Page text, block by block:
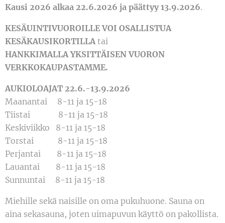
Kausi 2026 alkaa 22.6.2026 ja päättyy 13.9.2026.
KESÄUINTIVUOROILLE VOI OSALLISTUA
KESÄKAUSIKORTILLAtai
HANKKIMALLAYKSITTÄISEN VUORON
VERKKOKAUPASTAMME.
AUKIOLOAJAT 22.6.-13.9.2026
Maanantai 8-11 ja 15-18
Tiistai 8-11 ja 15-18
Keskiviikko 8-11 ja 15-18
Torstai 8-11 ja 15-18
Perjantai 8-11 ja 15-18
Lauantai 8-11 ja 15-18
Sunnuntai 8-11 ja 15-18
Miehille sekä naisille on oma pukuhuone. Sauna on
aina sekasauna, joten uimapuvun käyttö on pakollista.